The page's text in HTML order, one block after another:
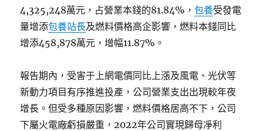
4,325,248萬元，占營業本錢的81.84%，包養受發電
量增添包養站長及燃料價格高企影響，燃料本錢同比
增添458,878萬元，增幅11.87%。
報告期內，受害于上網電價同比上漲及風電、光伏等
新動力項目有序推進投產，公司營業支出出現較年夜
增長。但受多種原因影響，燃料價格居高不下，公司
下屬火電廠虧損嚴重，2022年公司實現歸母凈利